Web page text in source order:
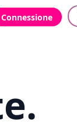
Connessione